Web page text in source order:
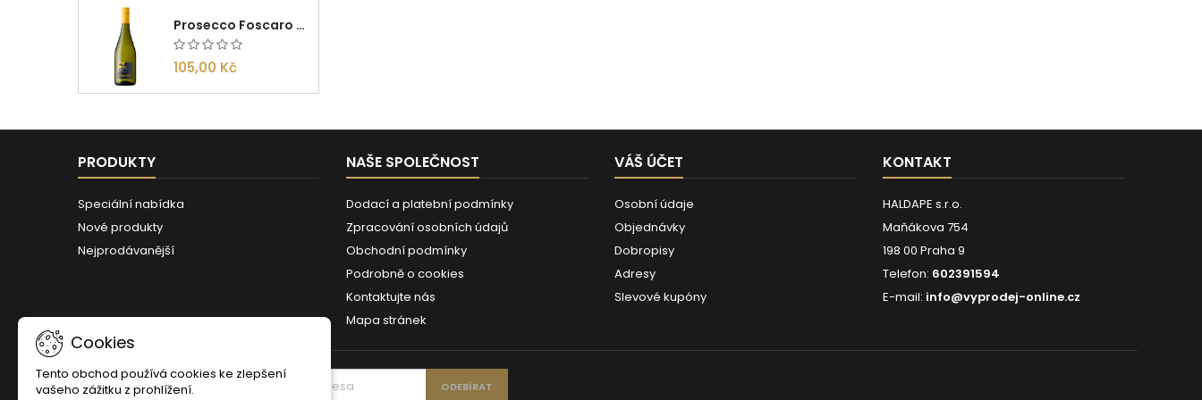
Prosecco Foscaro Frizzante DOC 0,75l
105,00 Kč
PRODUKTY
Speciální nabídka
Nové produkty
Nejprodávanější
NAŠE SPOLEČNOST
Dodací a platební podmínky
Zpracování osobních údajů
Obchodní podmínky
Podrobně o cookies
Kontaktujte nás
Mapa stránek
VÁŠ ÚČET
Osobní údaje
Objednávky
Dobropisy
Adresy
Slevové kupóny
KONTAKT
HALDAPE s.r.o.
Maňákova 754
198 00 Praha 9
Telefon: 602391594
E-mail: info@vyprodej-online.cz
Cookies
Tento obchod používá cookies ke zlepšení
vašeho zážitku z prohlížení.
ODBĚR NOVINEK